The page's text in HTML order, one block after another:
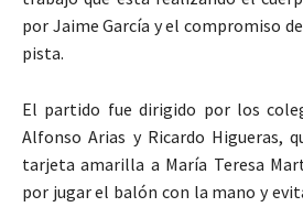
por Jaime García y el compromiso
pista.
El partido fue dirigido por los
Alfonso Arias y Ricardo Higueras,
tarjeta amarilla a María Teresa
por jugar el balón con la mano y